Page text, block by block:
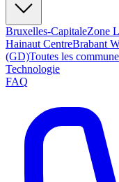
Bruxelles-CapitaleZone
Hainaut CentreBrabant
(GD)Toutes les
Technologie
FAQ